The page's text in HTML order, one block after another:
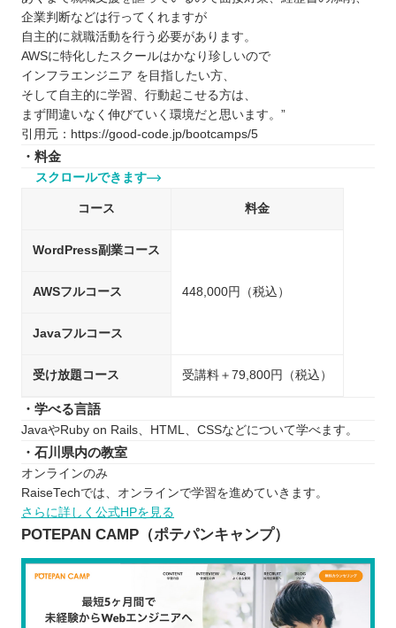
企業判断などは行ってくれますが
自主的に就職活動を行う必要があります。
AWSに特化したスクールはかなり珍しいので
インフラエンジニア を目指したい方、
そして自主的に学習、行動起こせる方は、
まず間違いなく伸びていく環境だと思います。”
引用元：https://good-code.jp/bootcamps/5
・料金
スクロールできます
コース 料金
WordPress副業コース
448,000円（税込）
AWSフルコース
Javaフルコース
受け放題コース 受講料＋79,800円（税込）
・学べる言語
JavaやRuby on Rails、HTML、CSSなどについて学べます。
・石川県内の教室
オンラインのみ
RaiseTechでは、オンラインで学習を進めていきます。
さらに詳しく公式HPを見る
POTEPAN CAMP（ポテパンキャンプ）